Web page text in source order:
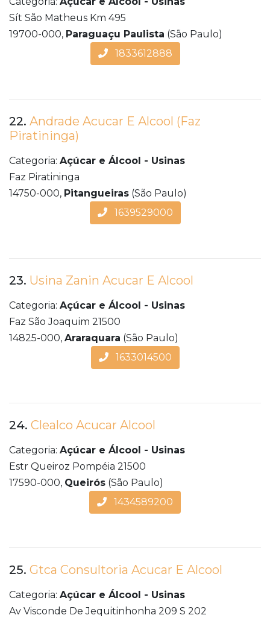
Sít São Matheus Km 495
19700-000, Paraguaçu Paulista (São Paulo)
1833612888
22. Andrade Acucar E Alcool (Faz
Piratininga)
Categoria: Açúcar e Álcool - Usinas
Faz Piratininga
14750-000, Pitangueiras (São Paulo)
1639529000
23. Usina Zanin Acucar E Alcool
Categoria: Açúcar e Álcool - Usinas
Faz São Joaquim 21500
14825-000, Araraquara (São Paulo)
1633014500
24. Clealco Acucar Alcool
Categoria: Açúcar e Álcool - Usinas
Estr Queiroz Pompéia 21500
17590-000, Queirós (São Paulo)
1434589200
25. Gtca Consultoria Acucar E Alcool
Categoria: Açúcar e Álcool - Usinas
Av Visconde De Jequitinhonha 209 S 202